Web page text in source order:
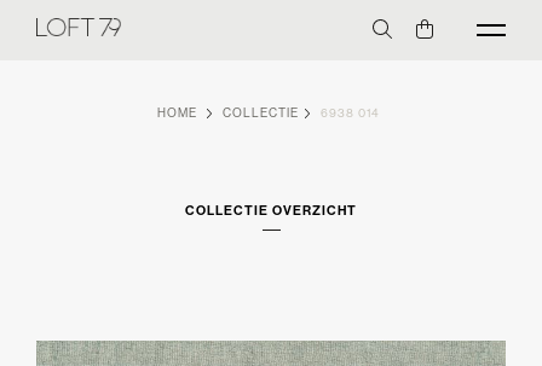
HOME COLLECTIE 6938 014
COLLECTIE OVERZICHT